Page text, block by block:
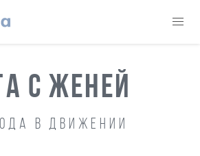
С ЖЕНЕЙ
в движении